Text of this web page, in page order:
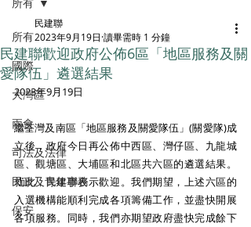
所有
國際
大灣區
兩會
司法及法律
民政及青年事務
保安
民建聯歡迎政府公佈6區「地區服務及關
愛隊伍」遴選結果
民建聯
2023年9月19日 讀畢需時 1 分鐘
2023年9月19日
繼荃灣及南區「地區服務及關愛隊伍」(關愛隊)成
立後，政府今日再公佈中西區、灣仔區、九龍城
區、觀塘區、大埔區和北區共六區的遴選結果。
就此，民建聯表示歡迎。我們期望，上述六區的
入選機構能順利完成各項籌備工作，並盡快開展
各項服務。同時，我們亦期望政府盡快完成餘下